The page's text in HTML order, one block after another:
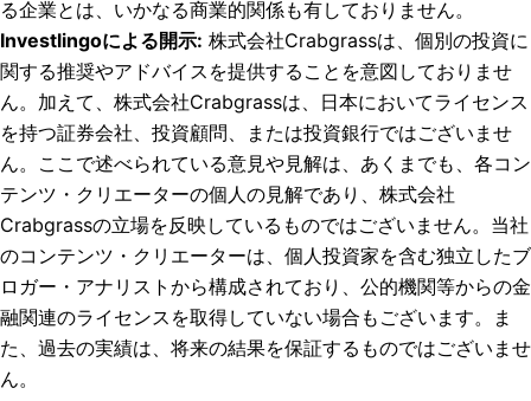
る企業とは、いかなる商業的関係も有しておりません。
Investlingoによる開示: 株式会社Crabgrassは、個別の投資に
関する推奨やアドバイスを提供することを意図しておりませ
ん。加えて、株式会社Crabgrassは、日本においてライセンス
を持つ証券会社、投資顧問、または投資銀行ではございませ
ん。ここで述べられている意見や見解は、あくまでも、各コン
テンツ・クリエーターの個人の見解であり、株式会社
Crabgrassの立場を反映しているものではございません。当社
のコンテンツ・クリエーターは、個人投資家を含む独立したブ
ロガー・アナリストから構成されており、公的機関等からの金
融関連のライセンスを取得していない場合もございます。ま
た、過去の実績は、将来の結果を保証するものではございませ
ん。